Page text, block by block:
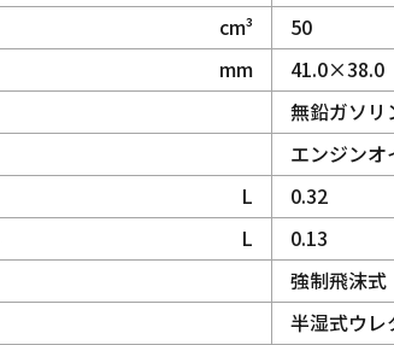
cm³
50
mm
41.0×38.0
無鉛ガソリ
エンジンオ
L
0.32
L
0.13
強制飛沫式
半湿式ウレ